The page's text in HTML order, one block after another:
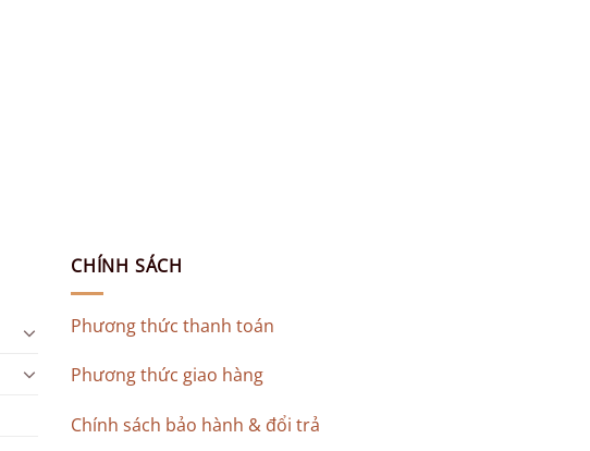
CHÍNH SÁCH
Phương thức thanh toán
Phương thức giao hàng
Chính sách bảo hành & đổi trả